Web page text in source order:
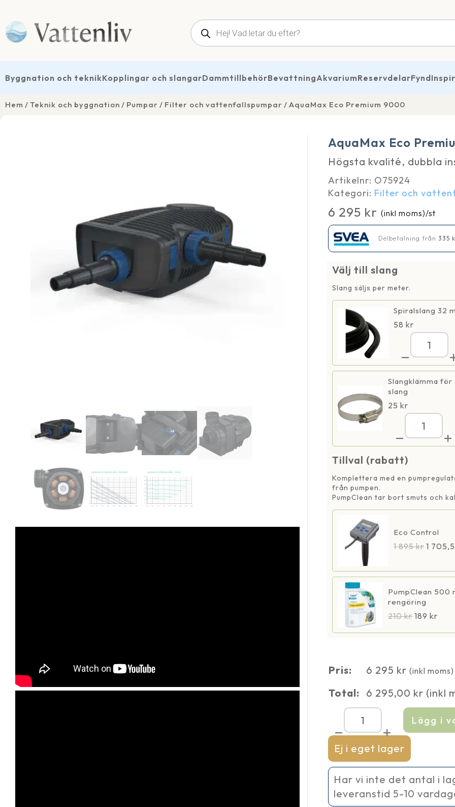
Produktsökning
Byggnation och teknikKopplingar och slangarDammtillbehörBevattningAkvariumReservdelarFynd
Hem Teknik och byggnation Pumpar Filter och vattenfallspumpar AquaMax Eco Premium 9000
AquaMax Eco
Högsta kvalité, dubbla
Artikelnr: O75924
Kategori: Filter och
6 295 kr (inkl moms)/st
Delbetalning från335
Ej i eget lager
Välj till slang
Slang säljs per meter.
Spiralslang 32
58kr
Eco
Slangklämma för
slang
25kr
Eco
Tillval (rabatt)
Komplettera med en
från pumpen.
PumpClean tar bort smuts och
Eco Control
1 895kr 1
PumpClean 500
rengöring
210kr 189kr
Pris: 6 295 kr (inkl moms)
Total: 6 295,00 kr (inkl
AquaMax
Eco
Premium
9000
mängd
Lägg i
Har vi inte det antal i
leveranstid 5-10